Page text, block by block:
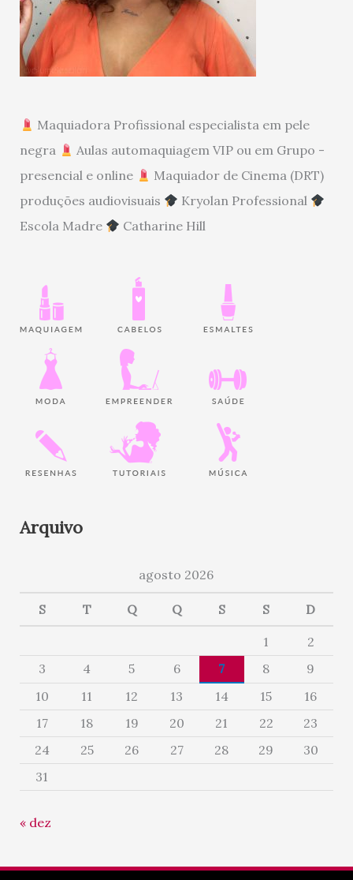
Maquiadora Profissional especialista em pele
negra
Aulas automaquiagem VIP ou em Grupo -
presencial e online
Maquiador de Cinema (DRT)
produções audiovisuais
Kryolan Professional
Escola Madre
Catharine Hill
Arquivo
agosto 2026
S T Q Q S S D
1
2
3
4 5 6 7 8
9
10
11 12 13 14 15
16
17
18 19 20 21 22
23
24
25 26 27 28 29
30
31
« dez